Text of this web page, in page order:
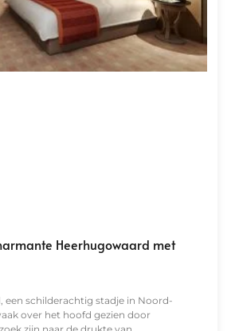
Heerhugowaard met
een schilderachtig stadje in Noord-
over het hoofd gezien door